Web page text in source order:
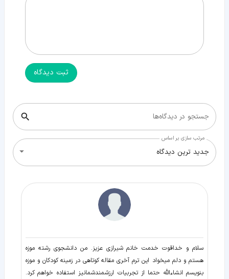
ثبت دیدگاه
جستجو در دیدگاه‌ها
مرتب سازی بر اساس
جدید ترین دیدگاه
سلام و خداقوت خدمت خانم شیرازی عزیز. من دانشجوی رشته موزه
هستم و دلم میخواد این ترم آخری مقاله کوتاهی در زمینه کودکان و موزه
بنویسم انشاءالله حتما از تجربیات ارزشمندشمانیز استفاده خواهم کرد.